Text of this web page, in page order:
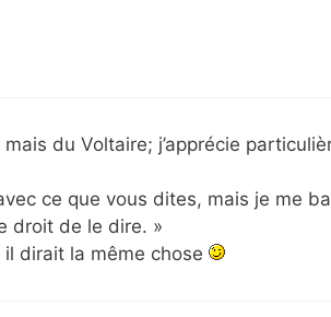
mais du Voltaire; j’apprécie
ce que vous dites, mais je me
droit de le dire. »
il dirait la même chose